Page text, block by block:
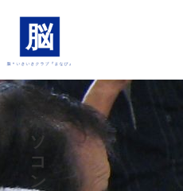
パ
ソ
コ
ン